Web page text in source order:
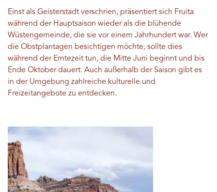
Einst als Geisterstadt verschrien, präsentiert sich Fruita
während der Hauptsaison wieder als die blühende
Wüstengemeinde, die sie vor einem Jahrhundert war. Wer
die Obstplantagen besichtigen möchte, sollte dies
während der Erntezeit tun, die Mitte Juni beginnt und bis
Ende Oktober dauert. Auch außerhalb der Saison gibt es
in der Umgebung zahlreiche kulturelle und
Freizeitangebote zu entdecken.